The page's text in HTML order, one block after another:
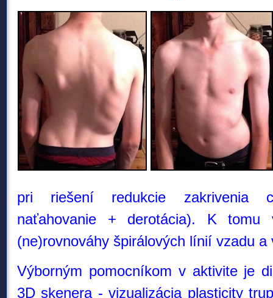
pri riešení redukcie zakrivenia
naťahovanie + derotácia). K tomu
(ne)rovnováhy špirálových línií vzadu a
Výborným pomocníkom v aktivite je
3D skenera - vizualizácia plasticity